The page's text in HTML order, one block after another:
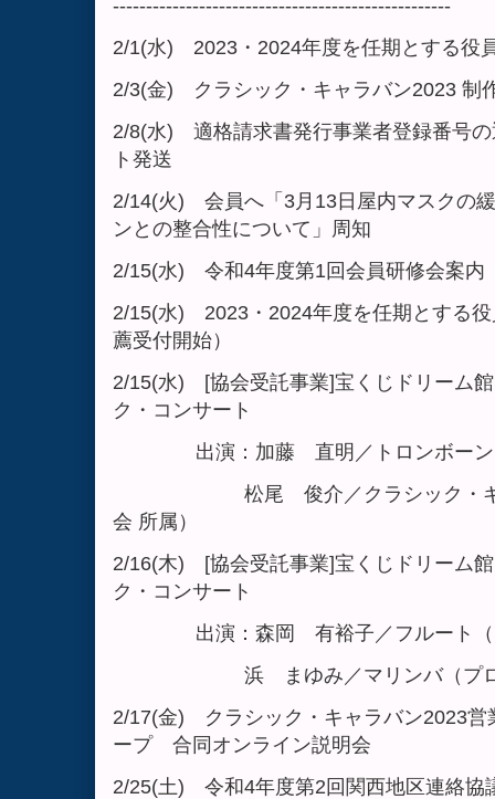
---------------------------------------------------
2/1(水) 2023・2024年度を任期とする役
2/3(金) クラシック・キャラバン2023 制
2/8(水) 適格請求書発行事業者登録番号
ト発送
2/14(火) 会員へ「3月13日屋内マスクの
ンとの整合性について」周知
2/15(水) 令和4年度第1回会員研修会案内
2/15(水) 2023・2024年度を任期とする
薦受付開始）
2/15(水) [協会受託事業]宝くじドリーム
ク・コンサート
出演：加藤 直明／トロンボーン（
松尾 俊介／クラシック・ギター
会 所属）
2/16(木) [協会受託事業]宝くじドリーム
ク・コンサート
出演：森岡 有裕子／フルート（プ
浜 まゆみ／マリンバ（プロ ア
2/17(金) クラシック・キャラバン2023営
ープ 合同オンライン説明会
2/25(土) 令和4年度第2回関西地区連絡協